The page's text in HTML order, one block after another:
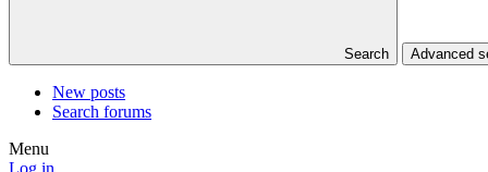
Search Advanced
New posts
Search forums
Menu